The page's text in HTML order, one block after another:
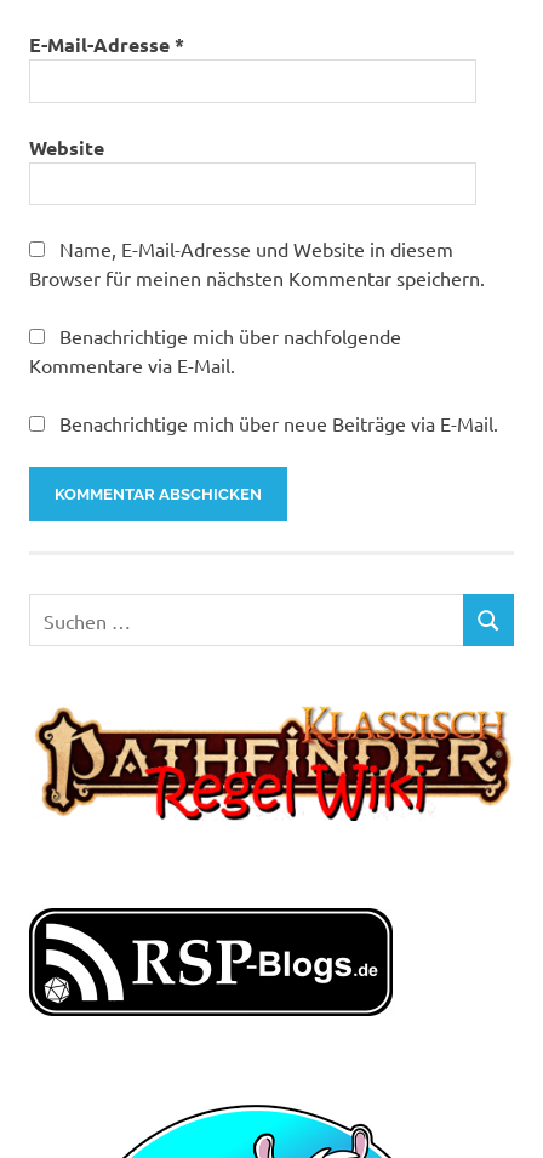
E-Mail-Adresse*
Website
Name, E-Mail-Adresse und Website in diesem
Browser für meinen nächsten Kommentar speichern.
Benachrichtige mich über nachfolgende
Kommentare via E-Mail.
Benachrichtige mich über neue Beiträge via E-Mail.
nach:
SUCHEN